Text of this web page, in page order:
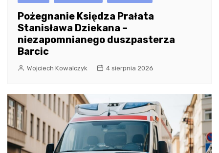
Pożegnanie Księdza Prałata
Stanisława Dziekana –
niezapomnianego duszpasterza
Barcic
Wojciech Kowalczyk 4 sierpnia 2026